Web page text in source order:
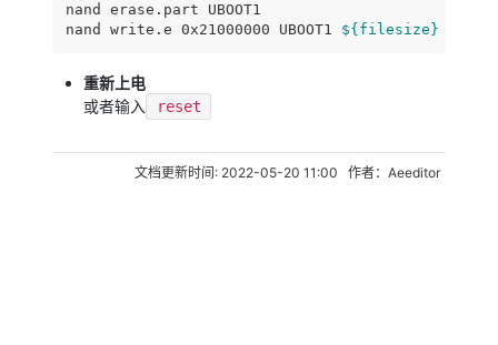
nand erase.part UBOOT1
nand write.e 0x21000000 UBOOT1 ${filesize}
重新上电
或者输入 reset
文档更新时间: 2022-05-20 11:00 作者：Aeeditor